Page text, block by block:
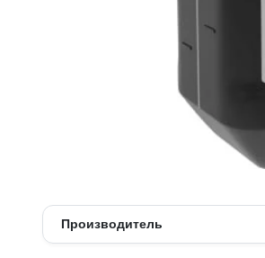
Производитель